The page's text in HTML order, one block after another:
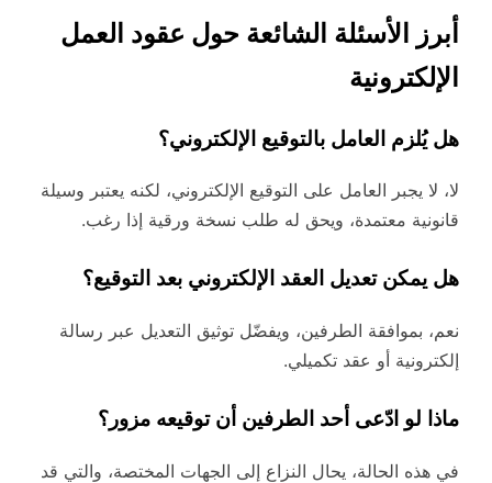
أبرز الأسئلة الشائعة حول عقود العمل
الإلكترونية
هل يُلزم العامل بالتوقيع الإلكتروني؟
لا، لا يجبر العامل على التوقيع الإلكتروني، لكنه يعتبر وسيلة
قانونية معتمدة، ويحق له طلب نسخة ورقية إذا رغب.
هل يمكن تعديل العقد الإلكتروني بعد التوقيع؟
نعم، بموافقة الطرفين، ويفضّل توثيق التعديل عبر رسالة
إلكترونية أو عقد تكميلي.
ماذا لو ادّعى أحد الطرفين أن توقيعه مزور؟
في هذه الحالة، يحال النزاع إلى الجهات المختصة، والتي قد